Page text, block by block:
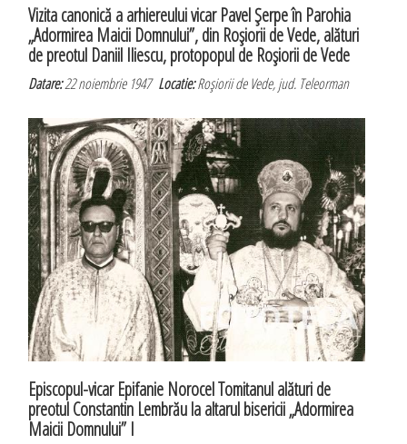
Vizita canonică a arhiereului vicar Pavel Şerpe în Parohia
„Adormirea Maicii Domnului”, din Roşiorii de Vede, alături
de preotul Daniil Iliescu, protopopul de Roşiorii de Vede
Datare:22 noiembrie 1947Locatie:Roşiorii de Vede, jud. Teleorman
Episcopul-vicar Epifanie Norocel Tomitanul alături de
preotul Constantin Lembrău la altarul bisericii „Adormirea
Maicii Domnului” I